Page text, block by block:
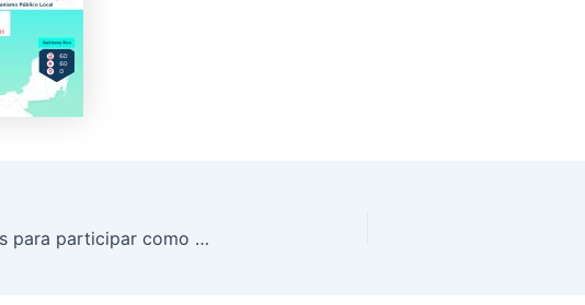
El INE ha recibido 2,473 solicitudes para participar como Observadoras/es Electorales